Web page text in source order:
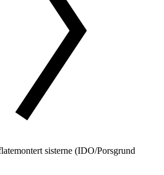
sisterne (IDO/Porsgrund